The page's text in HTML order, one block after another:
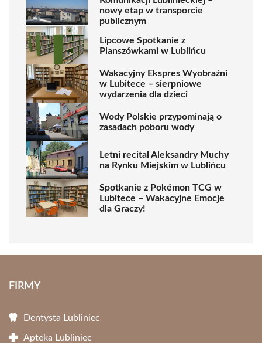
nowy etap w transporcie
publicznym
Lipcowe Spotkanie z
Planszówkami w Lublińcu
Wakacyjny Ekspres Wyobraźni
w Lubitece – sierpniowe
wydarzenia dla dzieci
Wody Polskie przypominają o
zasadach poboru wody
Letni recital Aleksandry Muchy
na Rynku Miejskim w Lublińcu
Spotkanie z Pokémon TCG w
Lubitece – Wakacyjne Emocje
dla Graczy!
FIRMY
Dentysta Lubliniec
Apteka Lubliniec